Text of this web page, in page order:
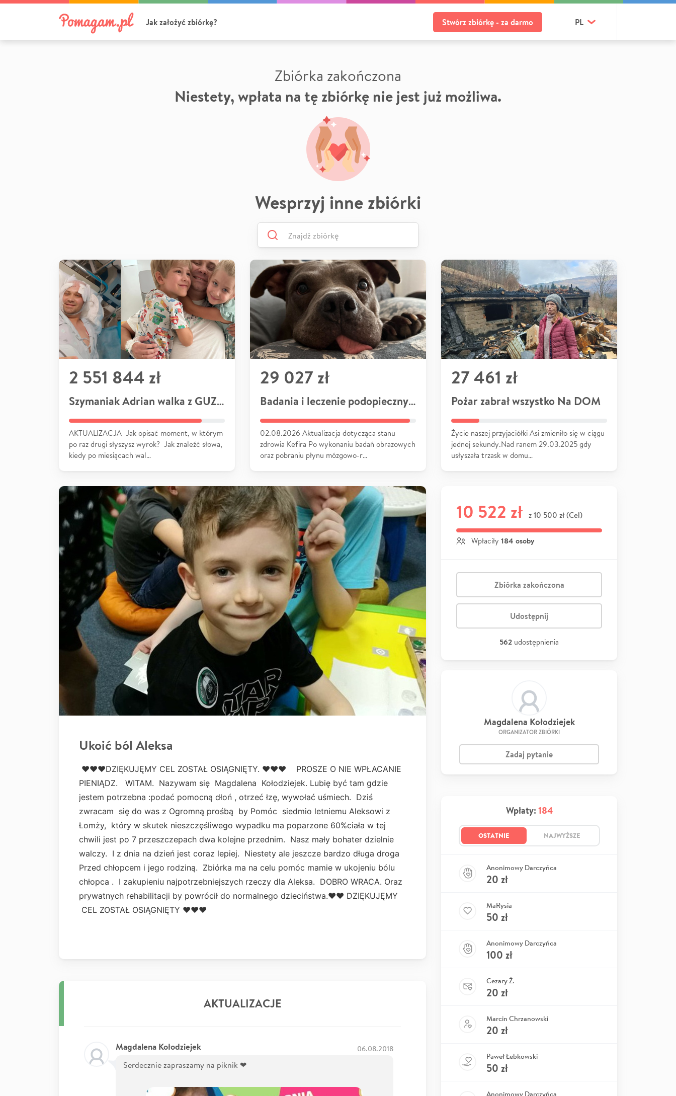
Jak założyć zbiórkę? Stwórz zbiórkę - za darmo PL
Zbiórka zakończona
Niestety, wpłata na tę zbiórkę nie jest już możliwa.
Wesprzyj inne zbiórki
2 551 844 zł
Szymaniak Adrian walka z GUZEM
AKTUALIZACJA Jak opisać moment, w którym
po raz drugi słyszysz wyrok? Jak znaleźć słowa,
kiedy po miesiącach wal…
29 027 zł
Badania i leczenie podopiecznych
02.08.2026 Aktualizacja dotycząca stanu
zdrowia Kefira Po wykonaniu badań obrazowych
oraz pobraniu płynu mózgowo-r…
27 461 zł
Pożar zabrał wszystko Na DOM
Życie naszej przyjaciółki Asi zmieniło się w ciągu
jednej sekundy.Nad ranem 29.03.2025 gdy
usłyszała trzask w domu…
Ukoić ból Aleksa
❤❤❤DZIĘKUJĘMY CEL ZOSTAŁ OSIĄGNIĘTY. ❤❤❤ PROSZE O NIE WPŁACANIE
PIENIĄDZ. WITAM. Nazywam się Magdalena Kołodziejek. Lubię być tam gdzie
jestem potrzebna :podać pomocną dłoń , otrzeć łzę, wywołać uśmiech. Dziś
zwracam się do was z Ogromną prośbą by Pomóc siedmio letniemu Aleksowi z
Łomży, który w skutek nieszczęśliwego wypadku ma poparzone 60%ciała w tej
chwili jest po 7 przeszczepach dwa kolejne przednim. Nasz mały bohater dzielnie
walczy. I z dnia na dzień jest coraz lepiej. Niestety ale jeszcze bardzo długa droga
Przed chłopcem i jego rodziną. Zbiórka ma na celu pomóc mamie w ukojeniu bólu
chłopca . I zakupieniu najpotrzebniejszych rzeczy dla Aleksa. DOBRO WRACA. Oraz
prywatnych rehabilitacji by powrócił do normalnego dzieciństwa.❤❤ DZIĘKUJĘMY
CEL ZOSTAŁ OSIĄGNIĘTY ❤❤❤
AKTUALIZACJE
Magdalena Kołodziejek 06.08.2018
Serdecznie zapraszamy na piknik ❤
10 522 zł z 10 500 zł (Cel)
Wpłaciły 184 osoby
Zbiórka zakończona
Udostępnij
562 udostępnienia
Magdalena Kołodziejek
ORGANIZATOR ZBIÓRKI
Zadaj pytanie
Wpłaty: 184
OSTATNIE NAJWYŻSZE
Anonimowy Darczyńca
20 zł
MaRysia
50 zł
Anonimowy Darczyńca
100 zł
Cezary Ż.
20 zł
Marcin Chrzanowski
20 zł
Paweł Łebkowski
50 zł
Anonimowy Darczyńca